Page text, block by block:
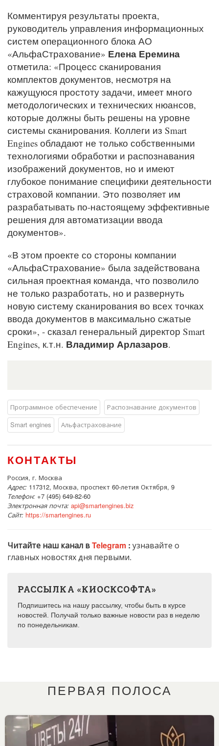
Комментируя результаты проекта,
руководитель управления информационных
си​​стем операционного блока АО
«АльфаСтрахование» Елена Еремина
отметила: «Процесс сканирования
комплектов документов, несмотря на
кажущуюся простоту задачи, имеет много
методологических и технических нюансов,
которые должны быть решены на уровне
системы сканирования. Коллеги из Smart
Engines обладают не только собственными
технологиями обработки и распознавания
изображений документов, но и имеют
глубокое понимание специфики деятельности
страховой компании. Это позволяет им
разрабатывать по-настоящему эффективные
решения для автоматизации ввода
документов».
«В этом проекте со стороны компании
«АльфаСтрахование» была задействована
сильная проектная команда, что позволило
не только разработать, но и развернуть
новую систему сканирования во всех точках
ввода документов в максимально сжатые
сроки», - сказал генеральный директор Smart
Engines, к.т.н. Владимир Арлазаров.
Программное обеспечение
Распознавание документов
Smart engines
Альфастрахование
КОНТАКТЫ
Россия, г. Москва
Адрес: 117312, Москва, проспект 60-летия Октября, 9
Телефон: +7 (495) 649-82-60
Электронная почта: api@smartengines.biz
Сайт: https://smartengines.ru
Читайте наш канал вTelegram : узнавайте о
главных новостях дня первыми.
РАССЫЛКА «КИОСКСОФТА»
Подпишитесь на нашу рассылку, чтобы быть в курсе
новостей. Получай только важные новости раз в неделю
по понедельникам.
ПЕРВАЯ ПОЛОСА